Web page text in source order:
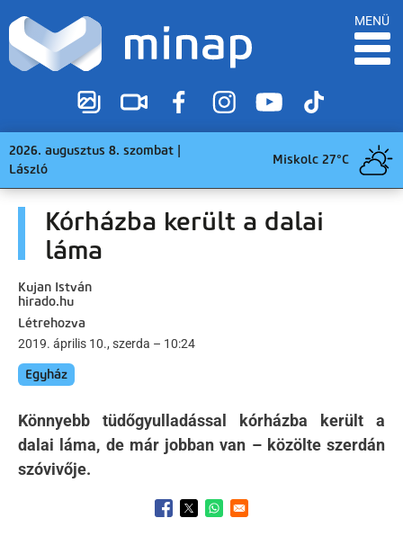
MENÜ
2026. augusztus 8. szombat |
László
Miskolc 27°C
Kórházba került a dalai
láma
Kujan István
hirado.hu
Létrehozva
2019. április 10., szerda – 10:24
Egyház
Könnyebb tüdőgyulladással kórházba került a
dalai láma, de már jobban van – közölte szerdán
szóvivője.
Opens in a new window
Opens in a new window
Opens in a new window